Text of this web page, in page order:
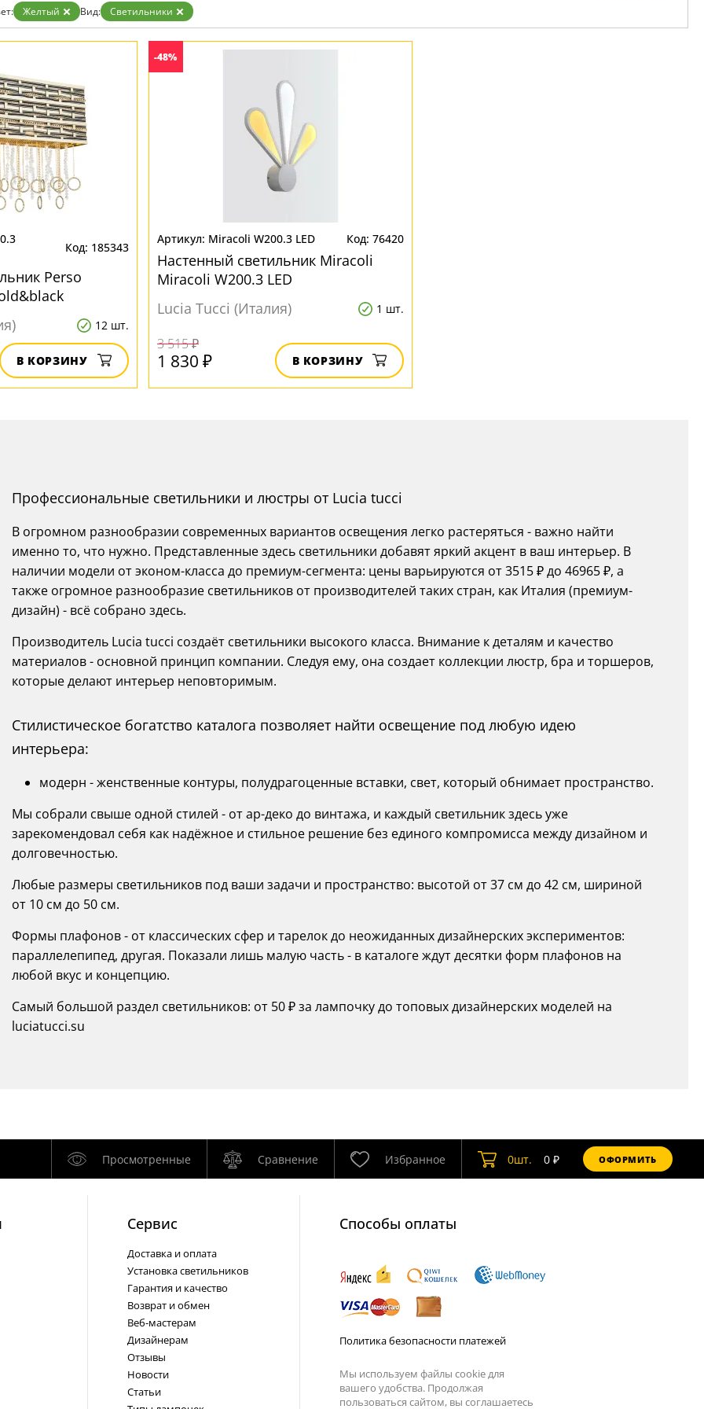
Прозрачные
Хром
Черные
Желтый Вид: Светильники
185343
Perso
12 шт.
В КОРЗИНУ
-48%
Miracoli W200.3 LED 76420
Настенный светильник Miracoli
Miracoli W200.3 LED
Lucia Tucci (Италия)
1 шт.
3 515 ₽
1 830 ₽ В КОРЗИНУ
Профессиональные светильники и люстры от Lucia tucci
В огромном разнообразии современных вариантов освещения легко растеряться - важно найти
именно то, что нужно. Представленные здесь светильники добавят яркий акцент в ваш интерьер. В
наличии модели от эконом-класса до премиум-сегмента: цены варьируются от 3515 ₽ до 46965 ₽, а
также огромное разнообразие светильников от производителей таких стран, как Италия (премиум-
дизайн) - всё собрано здесь.
Производитель Lucia tucci создаёт светильники высокого класса. Внимание к деталям и качество
материалов - основной принцип компании. Следуя ему, она создает коллекции люстр, бра и торшеров,
которые делают интерьер неповторимым.
Стилистическое богатство каталога позволяет найти освещение под любую идею
интерьера:
модерн - женственные контуры, полудрагоценные вставки, свет, который обнимает пространство.
Мы собрали свыше одной стилей - от ар-деко до винтажа, и каждый светильник здесь уже
зарекомендовал себя как надёжное и стильное решение без единого компромисса между дизайном и
долговечностью.
Любые размеры светильников под ваши задачи и пространство: высотой от 37 см до 42 см, шириной
от 10 см до 50 см.
Формы плафонов - от классических сфер и тарелок до неожиданных дизайнерских экспериментов:
параллелепипед, другая. Показали лишь малую часть - в каталоге ждут десятки форм плафонов на
любой вкус и концепцию.
Самый большой раздел светильников: от 50 ₽ за лампочку до топовых дизайнерских моделей на
luciatucci.su
Просмотренные Сравнение Избранное 0шт. 0₽ ОФОРМИТЬ
Cервис
Доставка и оплата
Установка светильников
Гарантия и качество
Возврат и обмен
Веб-мастерам
Дизайнерам
Отзывы
Новости
Статьи
Способы оплаты
Политика безопасности платежей
Мы используем файлы cookie для
вашего удобства. Продолжая
пользоваться сайтом, вы соглашаетесь